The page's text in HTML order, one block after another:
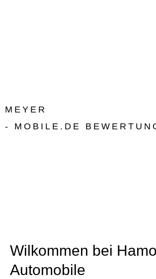
MEYER
- MOBILE.DE
Wilkommen bei
Automobile